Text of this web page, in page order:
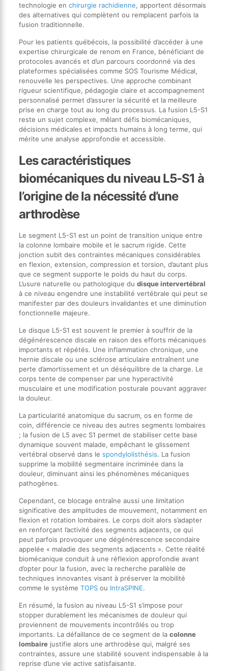
technologie en chirurgie rachidienne, apportent désormais
des alternatives qui complètent ou remplacent parfois la
fusion traditionnelle.
Pour les patients québécois, la possibilité d’accéder à une
expertise chirurgicale de renom en France, bénéficiant de
protocoles avancés et d’un parcours coordonné via des
plateformes spécialisées comme SOS Tourisme Médical,
renouvelle les perspectives. Une approche combinant
rigueur scientifique, pédagogie claire et accompagnement
personnalisé permet d’assurer la sécurité et la meilleure
prise en charge tout au long du processus. La fusion L5-S1
reste un sujet complexe, mêlant défis biomécaniques,
décisions médicales et impacts humains à long terme, qui
mérite une analyse approfondie et accessible.
Les caractéristiques
biomécaniques du niveau L5-S1 à
l’origine de la nécessité d’une
arthrodèse
Le segment L5-S1 est un point de transition unique entre
la colonne lombaire mobile et le sacrum rigide. Cette
jonction subit des contraintes mécaniques considérables
en flexion, extension, compression et torsion, d’autant plus
que ce segment supporte le poids du haut du corps.
L’usure naturelle ou pathologique du disque intervertébral
à ce niveau engendre une instabilité vertébrale qui peut se
manifester par des douleurs invalidantes et une diminution
fonctionnelle majeure.
Le disque L5-S1 est souvent le premier à souffrir de la
dégénérescence discale en raison des efforts mécaniques
importants et répétés. Une inflammation chronique, une
hernie discale ou une sclérose articulaire entraînent une
perte d’amortissement et un déséquilibre de la charge. Le
corps tente de compenser par une hyperactivité
musculaire et une modification posturale pouvant aggraver
la douleur.
La particularité anatomique du sacrum, os en forme de
coin, différencie ce niveau des autres segments lombaires
; la fusion de L5 avec S1 permet de stabiliser cette base
dynamique souvent malade, empêchant le glissement
vertébral observé dans le spondylolisthésis. La fusion
supprime la mobilité segmentaire incriminée dans la
douleur, diminuant ainsi les phénomènes mécaniques
pathogènes.
Cependant, ce blocage entraîne aussi une limitation
significative des amplitudes de mouvement, notamment en
flexion et rotation lombaires. Le corps doit alors s’adapter
en renforçant l’activité des segments adjacents, ce qui
peut parfois provoquer une dégénérescence secondaire
appelée « maladie des segments adjacents ». Cette réalité
biomécanique conduit à une réflexion approfondie avant
d’opter pour la fusion, avec la recherche parallèle de
techniques innovantes visant à préserver la mobilité
comme le système TOPSou IntraSPINE.
En résumé, la fusion au niveau L5-S1 s’impose pour
stopper durablement les mécanismes de douleur qui
proviennent de mouvements incontrôlés ou trop
importants. La défaillance de ce segment de la colonne
lombairejustifie alors une arthrodèse qui, malgré ses
contraintes, assure une stabilité souvent indispensable à la
reprise d’une vie active satisfaisante.